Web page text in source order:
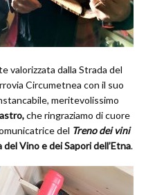
valorizzata dalla Strada del
Circumetnea con il suo
meritevolissimo
che ringraziamo di cuore
del Treno dei vini
del Vino e dei Sapori dell’Etna.